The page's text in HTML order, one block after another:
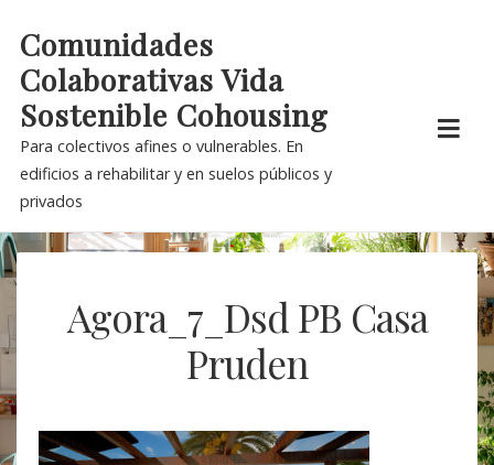
content
Comunidades
Colaborativas Vida
Sostenible Cohousing
Para colectivos afines o vulnerables. En
edificios a rehabilitar y en suelos públicos y
privados
Agora_7_Dsd PB Casa
Pruden